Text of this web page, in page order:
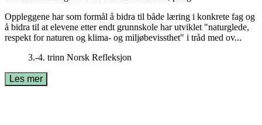
Oppleggene har som formål å bidra til både læring i konkrete fag og
å bidra til at elevene etter endt grunnskole har utviklet "naturglede,
respekt for naturen og klima- og miljøbevissthet" i tråd med ov...
3.-4. trinn Norsk Refleksjon
Les mer